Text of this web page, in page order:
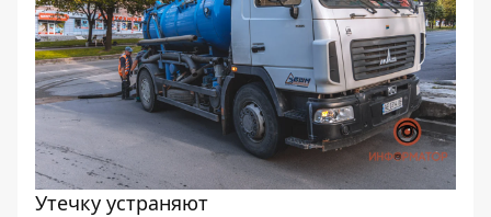
Утечку устраняют